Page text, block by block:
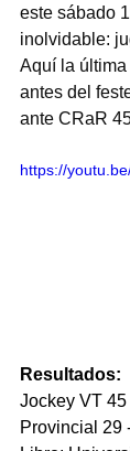
este sábado
inolvidable:
Aquí la
antes del
ante CRaR
https://
Resultados:
Jockey VT
Provincial 29